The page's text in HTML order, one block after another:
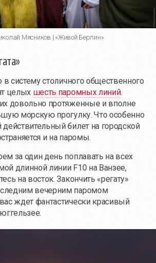
Мясников | «Живой Берлин»
в систему столичного общественного
целых шесть паромных линий.
довольно протяженные и вполне
морскую прогулку. Что особенно
билет на городской
и на паромы.
за один день поплавать на всех
длинной линии F10 на Ванзее,
на восток. Закончить «регату»
вечерним паромом
ждет фантастически красивый